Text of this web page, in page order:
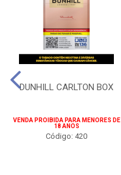
DUNHILL CARLTON BOX
VENDA PROIBIDA PARA MENORES DE
18 ANOS
Código: 420